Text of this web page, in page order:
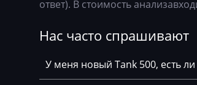
Brilliance
ответ). В стоимость
Нас часто спрашивают
У меня новый Tank 500, есть